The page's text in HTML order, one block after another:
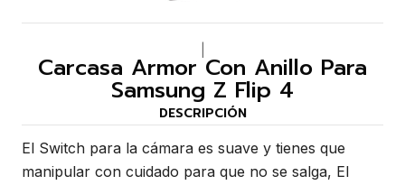
Carcasa Armor Con Anillo Para
Samsung Z Flip 4
DESCRIPCIÓN
El Switch para la cámara es suave y tienes que
manipular con cuidado para que no se salga, El